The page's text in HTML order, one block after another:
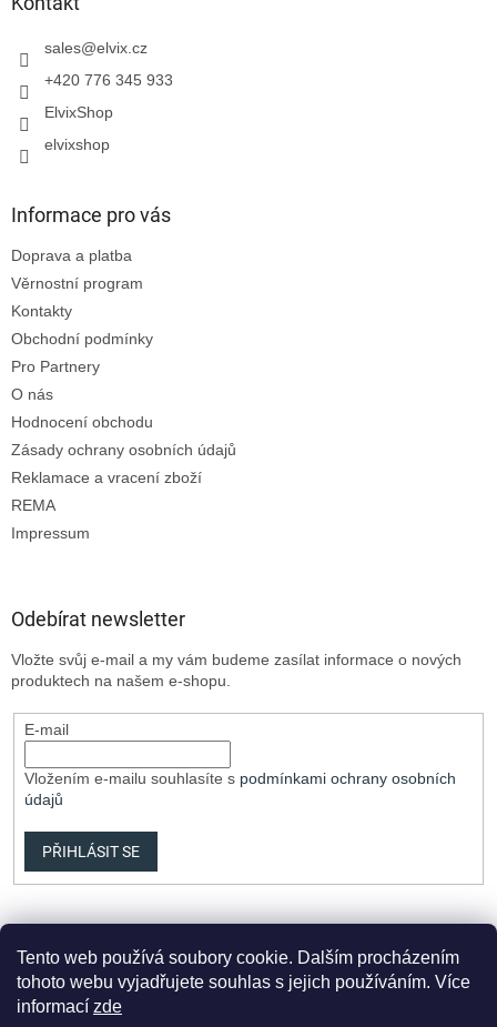
Tento web používá soubory cookie. Dalším procházením
tohoto webu vyjadřujete souhlas s jejich používáním. Více
informací zde
sales@elvix.cz
+420 776 345 933
ElvixShop
elvixshop
Informace pro vás
Doprava a platba
Věrnostní program
Kontakty
Obchodní podmínky
Pro Partnery
O nás
Hodnocení obchodu
Zásady ochrany osobních údajů
Reklamace a vracení zboží
REMA
Impressum
Odebírat newsletter
Vložte svůj e-mail a my vám budeme zasílat informace o nových
produktech na našem e-shopu.
E-mail
Vložením e-mailu souhlasíte s podmínkami ochrany osobních
údajů
PŘIHLÁSIT SE